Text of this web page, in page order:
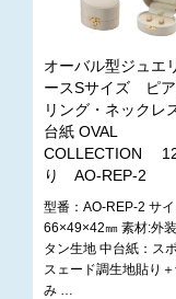
オーバル型ジュエ
ースSサイズ ピア
リング・ネックレ
台紙 OVAL
COLLECTION
り AO-REP-2
型番：AO-REP-2 サイ
66×49×42㎜ 素材:外
タン生地 中台紙：ス
スェード調生地貼り
み …